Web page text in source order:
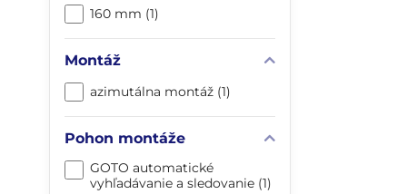
160 mm (1)
Montáž
azimutálna montáž (1)
Pohon montáže
GOTO automatické
vyhľadávanie a sledovanie (1)